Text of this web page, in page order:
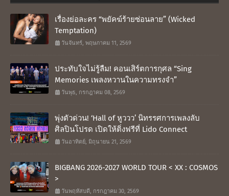
เรื่องย่อละคร “พยัคฆ์ร้ายซ่อนลาย” (Wicked
Temptation)
วันจันทร์, พฤษภาคม 11, 2569
ประทับใจไม่รู้ลืม! คอนเสิร์ตการกุศล “Sing
Memories เพลงหวานในความทรงจำ”
วันพุธ, กรกฎาคม 08, 2569
พุ่งตัวด่วน! ‘Hall of หูววว’ นิทรรศการเพลงลับ
ศิลปินโปรด เปิดให้ติ่งฟรีที่ Lido Connect
วันอาทิตย์, มิถุนายน 21, 2569
BIGBANG 2026-2027 WORLD TOUR < XX : COSMOS
>
วันพฤหัสบดี, กรกฎาคม 30, 2569